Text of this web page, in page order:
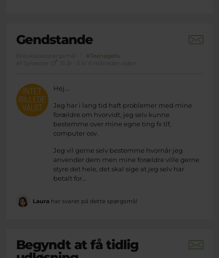
Gendstande
Brevkassespørgsmål
#Teenageliv
Af Sylvester
15 år · 5 år 6 måneder siden
Hej....
Jeg har i lang tid haft problemer med mine
forældre om hvorvidt, jeg selv kunne
bestemme over mine egne ting fx tlf,
computer osv.
Jeg vil gerne selv bestemme hvornår jeg
anvender dem men mine forældre ville gerne
styre det hele, det skal sige at jeg selv har
betalt for...
Laura har svaret på dette spørgsmål
Begyndt at få tidlig